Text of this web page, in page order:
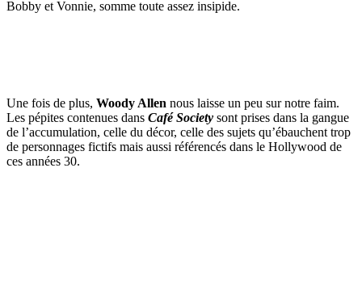
Bobby et Vonnie, somme toute assez insipide.
Une fois de plus, Woody Allen nous laisse un peu sur notre faim.
Les pépites contenues dans Café Society sont prises dans la gangue
de l’accumulation, celle du décor, celle des sujets qu’ébauchent trop
de personnages fictifs mais aussi référencés dans le Hollywood de
ces années 30.